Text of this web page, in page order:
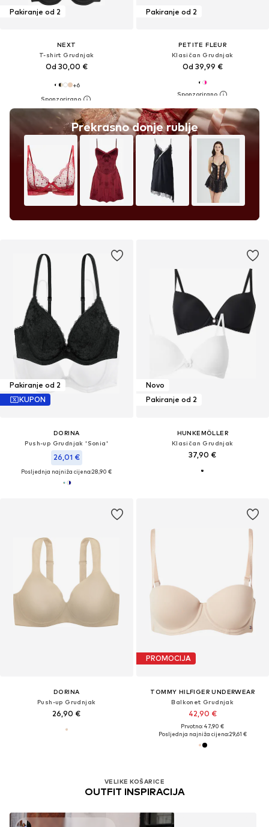
Pakiranje od 2
NEXT
T-shirt Grudnjak
Od 30,00 €
+6
Prekrasno donje rublje
Pakiranje od 2
PETITE FLEUR
Klasičan Grudnjak
Od 39,99 €
Pakiranje od 2
KUPON
DORINA
Push-up Grudnjak 'Sonia'
26,01 €
Posljednja najniža cijena:28,90 €
Novo
Pakiranje od 2
HUNKEMÖLLER
Klasičan Grudnjak
37,90 €
DORINA
Push-up Grudnjak
26,90 €
PROMOCIJA
TOMMY HILFIGER UNDERWEAR
Balkonet Grudnjak
42,90 €
Prvotno: 47,90 €
Posljednja najniža cijena:29,61 €
VELIKE KOŠARICE
OUTFIT INSPIRACIJA